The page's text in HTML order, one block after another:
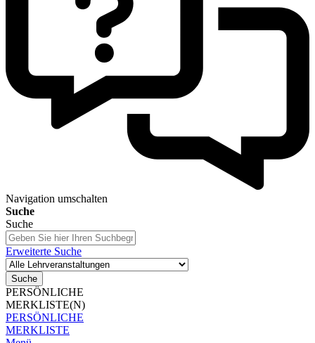
Navigation umschalten
Suche
Suche
Erweiterte Suche
Suche
PERSÖNLICHE
MERKLISTE(N)
PERSÖNLICHE
MERKLISTE